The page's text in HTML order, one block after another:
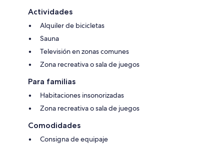
Actividades
Alquiler de bicicletas
Sauna
Televisión en zonas comunes
Zona recreativa o sala de juegos
Para familias
Habitaciones insonorizadas
Zona recreativa o sala de juegos
Comodidades
Consigna de equipaje